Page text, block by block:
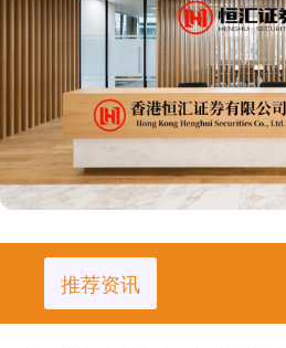
推荐资讯